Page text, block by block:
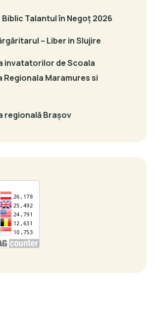
Talantul în Negoț 2026
– Liber in Slujire
invatatorilor de Scoala
Regionala Maramures si
regională Brașov